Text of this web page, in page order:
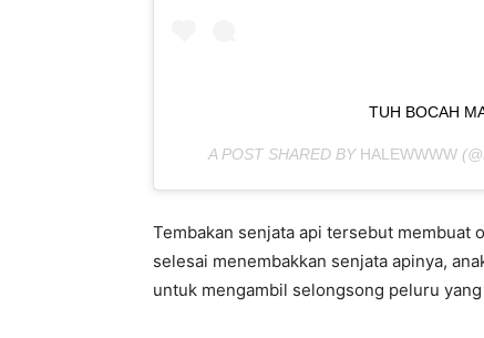
TUH BOCAH
A POST SHARED BY HALEWWWW
Tembakan senjata api tersebut membuat
selesai menembakkan senjata apinya,
untuk mengambil selongsong peluru